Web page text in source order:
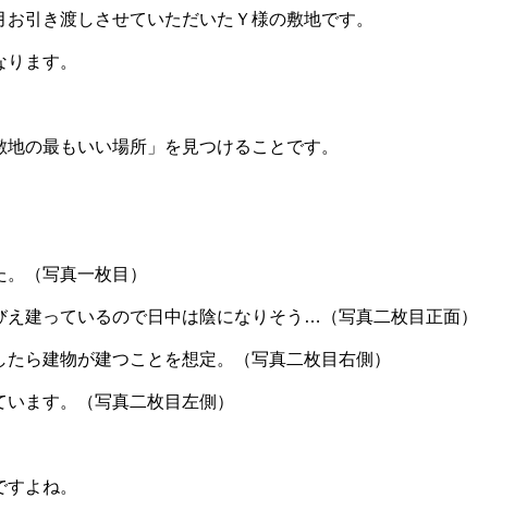
引き渡しさせていただいたＹ様の敷地です。
ます。
の最もいい場所」を見つけることです。
（写真一枚目）
建っているので日中は陰になりそう…（写真二枚目正面）
ら建物が建つことを想定。（写真二枚目右側）
ます。（写真二枚目左側）
よね。